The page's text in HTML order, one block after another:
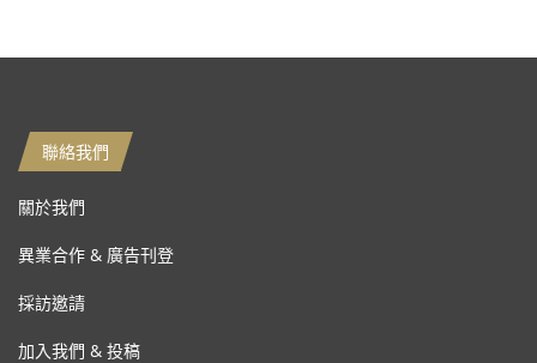
聯絡我們
關於我們
異業合作 & 廣告刊登
採訪邀請
加入我們 & 投稿